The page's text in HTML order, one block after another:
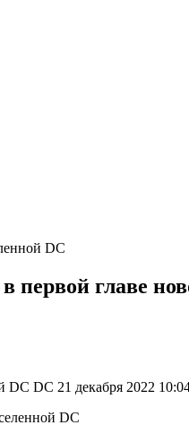
DC
главе
DC 21 декабря 2022